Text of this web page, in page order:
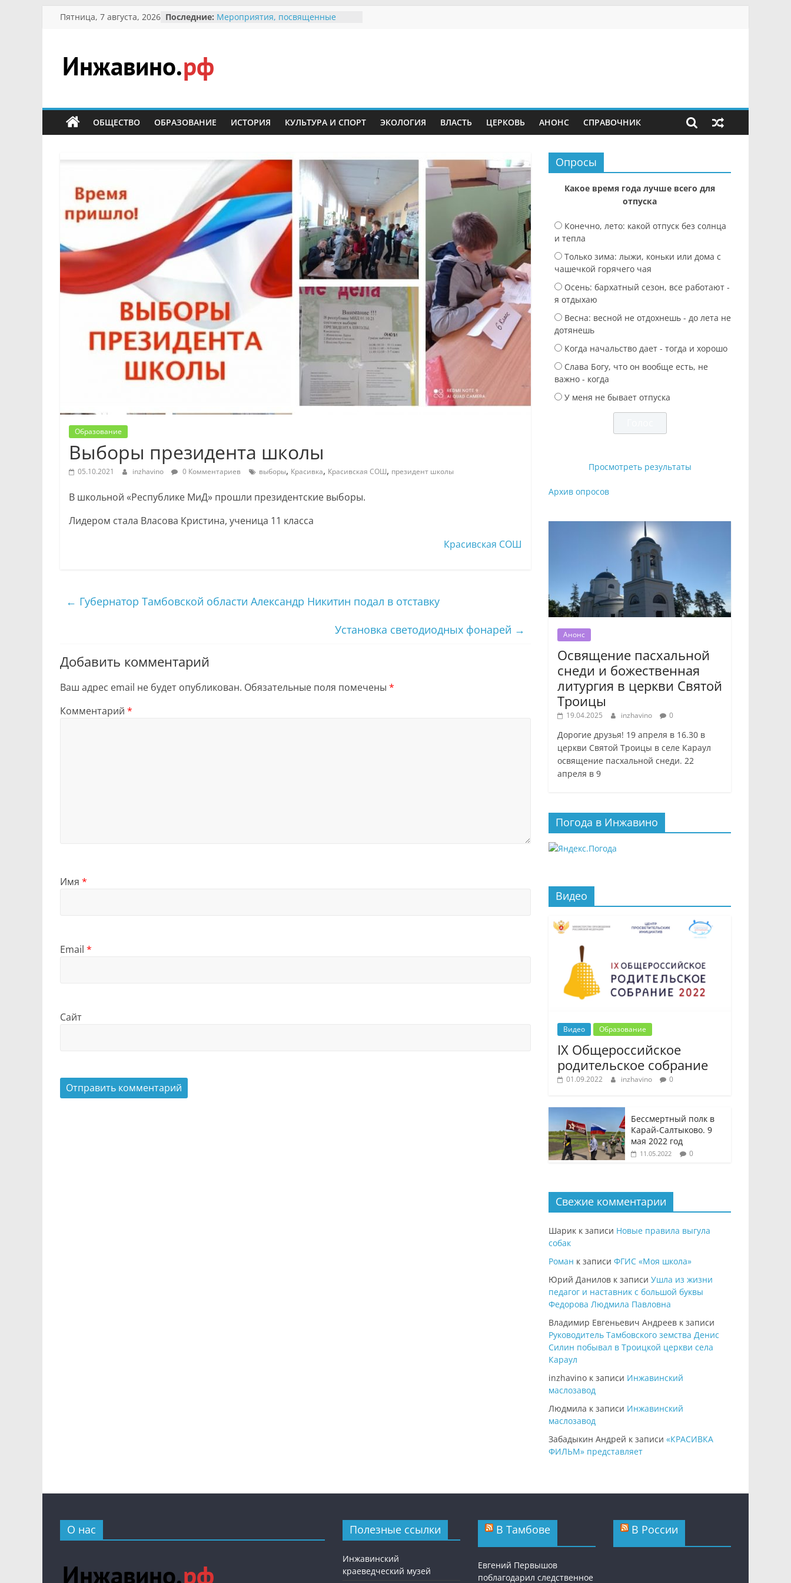
Перейти
Пятница, 7 августа, 2026 Последние: Мероприятия, посвященные
Безопасность в сети Интернет
Ученики приняли участие в
мероприятии «Сохраним
В вольере Воронинского
заповедника родились крапчатые
суслики
Инжавино.рф
сельский
портал
ОБЩЕСТВО ОБРАЗОВАНИЕ ИСТОРИЯ КУЛЬТУРА И СПОРТ ЭКОЛОГИЯ ВЛАСТЬ ЦЕРКОВЬ АНОНС СПРАВОЧНИК
Образование
Выборы президента школы
05.10.2021 inzhavino 0 Комментариев выборы, Красивка, Красивская СОШ, президент школы
В школьной «Республике МиД» прошли президентские выборы.
Лидером стала Власова Кристина, ученица 11 класса
Красивская СОШ
← Губернатор Тамбовской области Александр Никитин подал в отставку
Установка светодиодных фонарей →
Добавить комментарий
Ваш адрес email не будет опубликован. Обязательные поля помечены *
Комментарий *
Имя *
Email *
Сайт
Опросы
Какое время года лучше всего для
отпуска
Конечно, лето: какой отпуск без солнца
и тепла
Только зима: лыжи, коньки или дома с
чашечкой горячего чая
Осень: бархатный сезон, все работают -
я отдыхаю
Весна: весной не отдохнешь - до лета не
дотянешь
Когда начальство дает - тогда и хорошо
Слава Богу, что он вообще есть, не
важно - когда
У меня не бывает отпуска
Просмотреть результаты
Архив опросов
Анонс
Освящение пасхальной
снеди и божественная
литургия в церкви Святой
Троицы
19.04.2025 inzhavino 0
Дорогие друзья! 19 апреля в 16.30 в
церкви Святой Троицы в селе Караул
освящение пасхальной снеди. 22
апреля в 9
Погода в Инжавино
Видео
Видео Образование
IX Общероссийское
родительское собрание
01.09.2022 inzhavino 0
Бессмертный полк в
Карай-Салтыково. 9
мая 2022 год
11.05.2022 0
Свежие комментарии
Шарик к записи Новые правила выгула
собак
Роман к записи ФГИС «Моя школа»
Юрий Данилов к записи Ушла из жизни
педагог и наставник с большой буквы
Федорова Людмила Павловна
Владимир Евгеньевич Андреев к записи
Руководитель Тамбовского земства Денис
Силин побывал в Троицкой церкви села
Караул
inzhavino к записи Инжавинский
маслозавод
Людмила к записи Инжавинский
маслозавод
Забадыкин Андрей к записи «КРАСИВКА
ФИЛЬМ» представляет
О нас Полезные ссылки
Инжавинский
краеведческий музей
В Тамбове
Евгений Первышов
поблагодарил следственное
В России